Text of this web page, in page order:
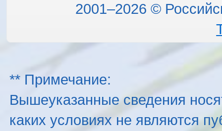
2001–2026 ©
** Примечание:
Вышеуказанные сведения
каких условиях не являются